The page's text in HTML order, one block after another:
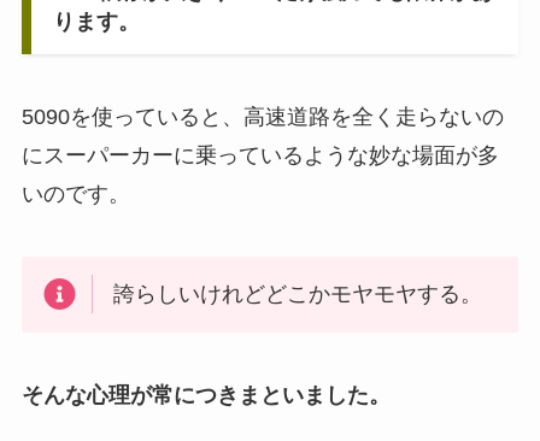
ります。
5090を使っていると、高速道路を全く走らないの
にスーパーカーに乗っているような妙な場面が多
いのです。
誇らしいけれどどこかモヤモヤする。
そんな心理が常につきまといました。